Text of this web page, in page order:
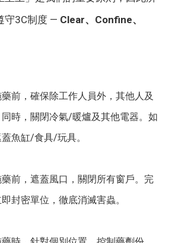
守3C制度 — Clear、Confine、
前，確保除工作人員外，其他人及
時，關閉冷氣/暖爐及其他電器。如
魚缸/食具/玩具。
前，遮蓋風口，關閉所有窗戶。完
封密單位，徹底消滅害蟲。